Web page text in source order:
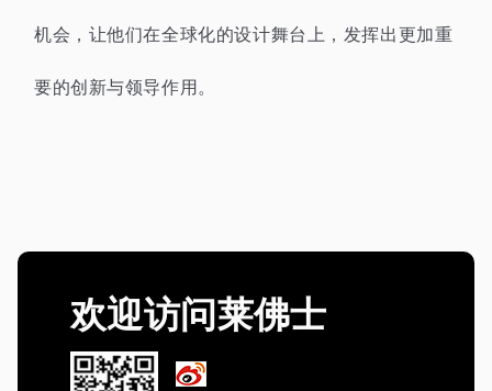
机会，让他们在全球化的设计舞台上，发挥出更加重
要的创新与领导作用。
欢迎访问莱佛士